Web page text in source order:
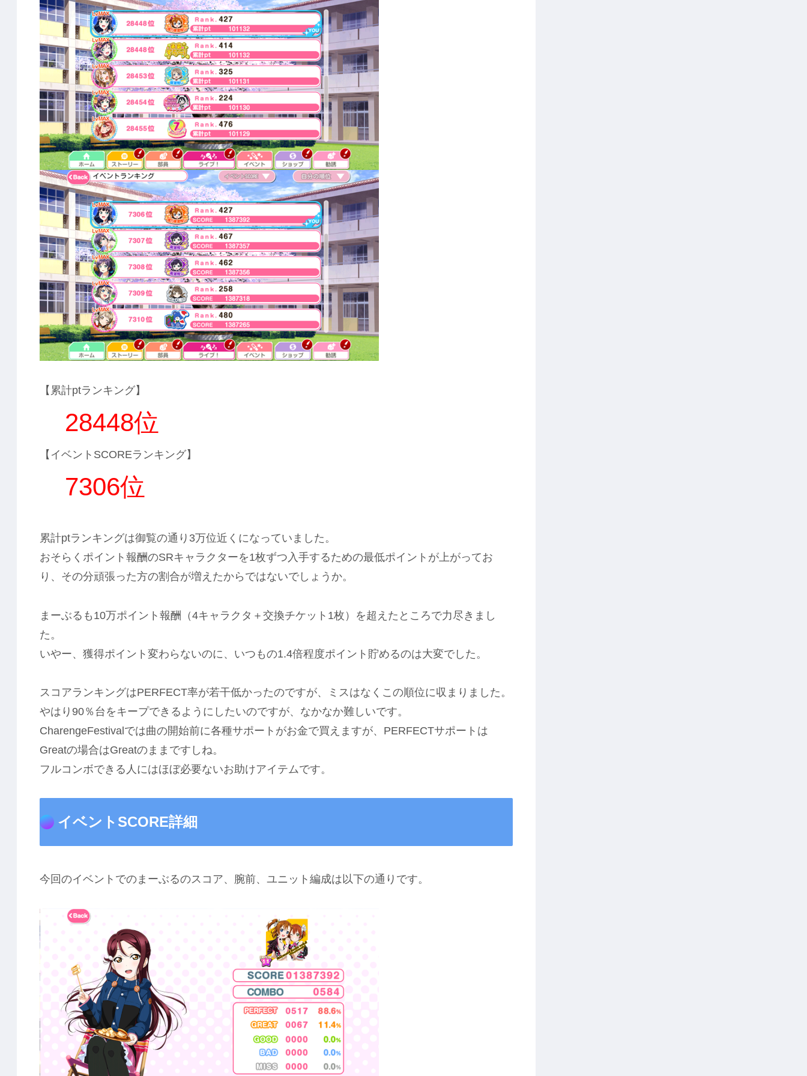
【累計ptランキング】
28448位
【イベントSCOREランキング】
7306位
累計ptランキングは御覧の通り3万位近くになっていました。
おそらくポイント報酬のSRキャラクターを1枚ずつ入手するための最低ポイントが上がってお
り、その分頑張った方の割合が増えたからではないでしょうか。
まーぶるも10万ポイント報酬（4キャラクタ＋交換チケット1枚）を超えたところで力尽きまし
た。
いやー、獲得ポイント変わらないのに、いつもの1.4倍程度ポイント貯めるのは大変でした。
スコアランキングはPERFECT率が若干低かったのですが、ミスはなくこの順位に収まりました。
やはり90％台をキープできるようにしたいのですが、なかなか難しいです。
CharengeFestivalでは曲の開始前に各種サポートがお金で買えますが、PERFECTサポートは
Greatの場合はGreatのままですしね。
フルコンボできる人にはほぼ必要ないお助けアイテムです。
イベントSCORE詳細
今回のイベントでのまーぶるのスコア、腕前、ユニット編成は以下の通りです。